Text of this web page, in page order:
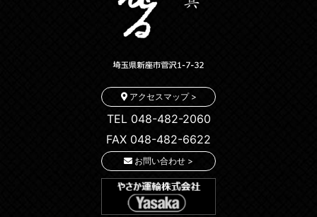
アクセスマップ >
TEL 048-482-2060
FAX 048-482-6622
お問い合わせ >